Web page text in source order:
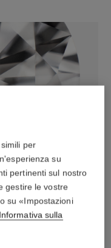
di 0,36 carati
potrebbero variare**
per
su
pertinenti sul nostro
gestire le vostre
su «Impostazioni
Informativa sulla